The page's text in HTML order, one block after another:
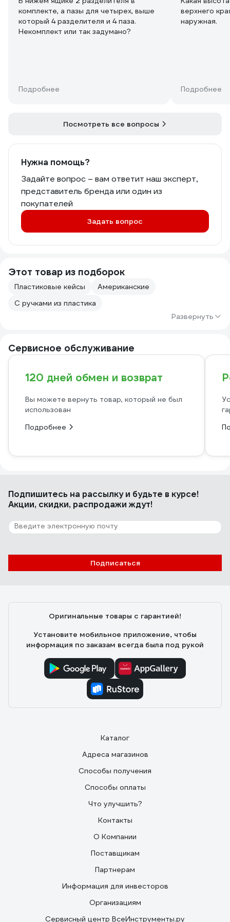
комплекте, а пазы для четырех, выше
который 4 разделителя и 4 паза.
Некомплект или так задумано?
Подробнее
верхнего
наружная.
Подробнее
Посмотреть все вопросы
Нужна помощь?
Задайте вопрос – вам ответит наш эксперт,
представитель бренда или один из
покупателей
Задать вопрос
Этот товар из подборок
Пластиковые кейсы
Американские
С ручками из пластика
Развернуть
Сервисное обслуживание
120 дней обмен и возврат
Вы можете вернуть товар, который не был
использован
Подробнее
Подпишитесь на рассылкуи будьте в курсе!
Акции, скидки, распродажи ждут!
Подписаться
Оригинальные товары с гарантией!
Установите мобильное приложение, чтобы
информация по заказам всегда была под рукой
Каталог
Адреса магазинов
Способы получения
Способы оплаты
Что улучшить?
Контакты
О Компании
Поставщикам
Партнерам
Информация для инвесторов
Организациям
Сервисный центр ВсеИнструменты.ру